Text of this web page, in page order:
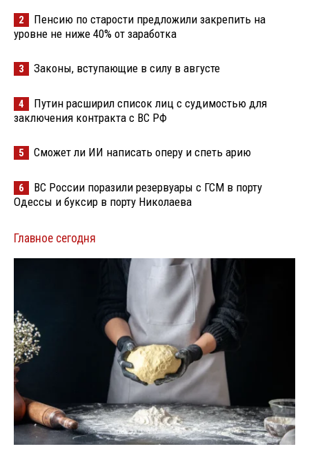
2
Пенсию по старости предложили закрепить на
уровне не ниже 40% от заработка
3 Законы, вступающие в силу в августе
4
Путин расширил список лиц с судимостью для
заключения контракта с ВС РФ
5 Сможет ли ИИ написать оперу и спеть арию
6
ВС России поразили резервуары с ГСМ в порту
Одессы и буксир в порту Николаева
Главное сегодня